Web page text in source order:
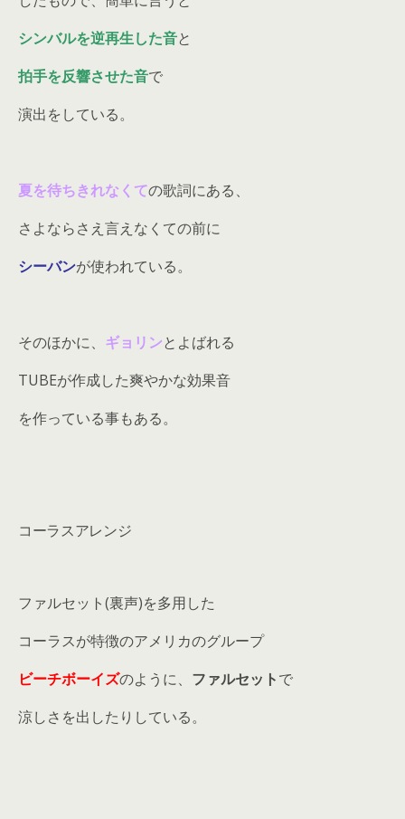
シンバルを逆再生した音と
拍手を反響させた音で
演出をしている。
夏を待ちきれなくての歌詞にある、
さよならさえ言えなくての前に
シーバンが使われている。
そのほかに、 ギョリンとよばれる
TUBEが作成した爽やかな効果音
を作っている事もある。
コーラスアレンジ
ファルセット(裏声)を多用した
コーラスが特徴のアメリカのグループ
ビーチボーイズのように、 ファルセットで
涼しさを出したりしている。